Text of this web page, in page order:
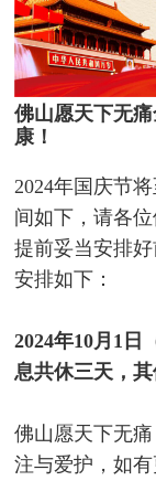
佛山愿天下无
康！
2024年国庆节
间如下，请各
提前妥当安排
安排如下：
2024年10月1日
息共休三天 ，
佛山愿天下无
注与爱护，如